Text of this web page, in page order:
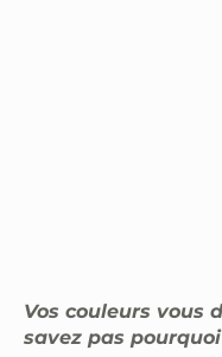
Vos couleurs vous
savez pas